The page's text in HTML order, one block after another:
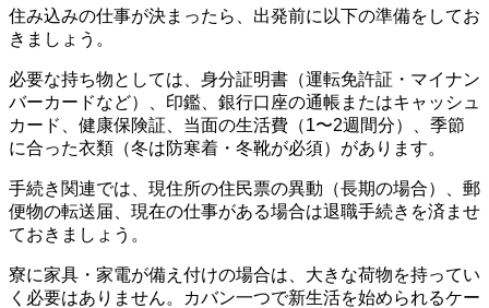
住み込みの仕事が決まったら、出発前に以下の準備をしてお
きましょう。
必要な持ち物としては、身分証明書（運転免許証・マイナン
バーカードなど）、印鑑、銀行口座の通帳またはキャッシュ
カード、健康保険証、当面の生活費（1〜2週間分）、季節
に合った衣類（冬は防寒着・冬靴が必須）があります。
手続き関連では、現住所の住民票の異動（長期の場合）、郵
便物の転送届、現在の仕事がある場合は退職手続きを済ませ
ておきましょう。
寮に家具・家電が備え付けの場合は、大きな荷物を持ってい
く必要はありません。カバン一つで新生活を始められるケー